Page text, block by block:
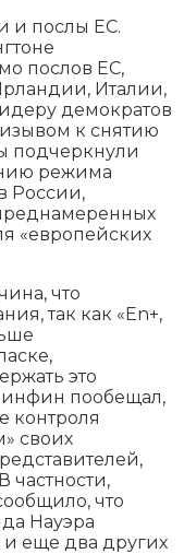
и послы ЕС.
послов ЕС,
Италии,
демократов
к снятию
подчеркнули
режима
России,
«европейских
что
так как «En+,
это
пообещал,
контроля
своих
частности,
что
Науэра
и еще два других